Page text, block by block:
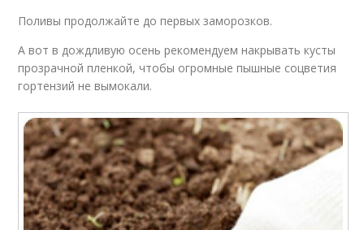
Поливы продолжайте до первых заморозков.
А вот в дождливую осень рекомендуем накрывать кусты
прозрачной пленкой, чтобы огромные пышные соцветия
гортензий не вымокали.